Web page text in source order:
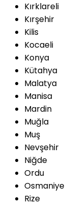
Kırklareli
Kırşehir
Kilis
Kocaeli
Konya
Kütahya
Malatya
Manisa
Mardin
Muğla
Muş
Nevşehir
Niğde
Ordu
Osmaniye
Rize